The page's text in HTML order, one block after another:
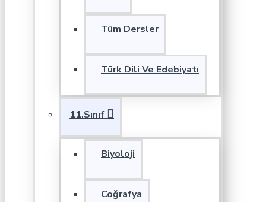
Tüm Dersler
Türk Dili Ve Edebiyatı
11.Sınıf
Biyoloji
Coğrafya